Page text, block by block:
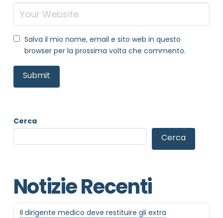
Salva il mio nome, email e sito web in questo
browser per la prossima volta che commento.
Cerca
Cerca
Notizie Recenti
Il dirigente medico deve restituire gli extra